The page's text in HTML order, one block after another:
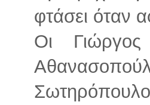
φτάσει όταν
Οι